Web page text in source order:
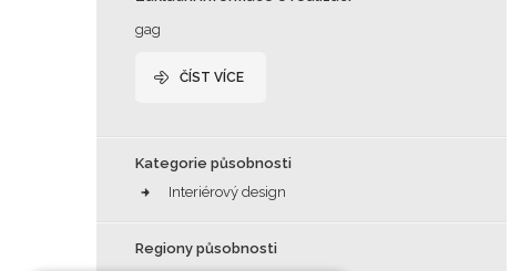
gag
ČÍST VÍCE
Kategorie působnosti
Interiérový design
Regiony působnosti